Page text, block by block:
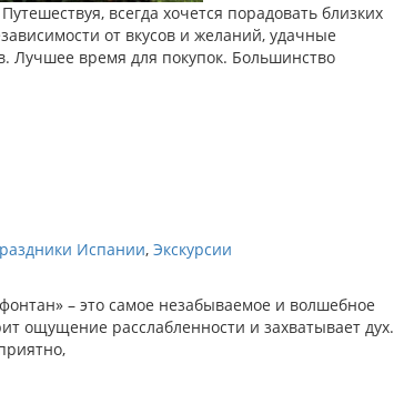
всегда хочется порадовать близких
от вкусов и желаний, удачные
Лучшее время для покупок. Большинство
Испании, Экскурсии
– это самое незабываемое и волшебное
ощущение расслабленности и захватывает дух.